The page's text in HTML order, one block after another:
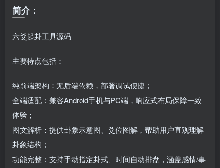
简介：
六爻起卦工具源码
主要特点包括：
纯前端架构：无后端依赖，部署调试便捷；
全端适配：兼容Android手机与PC端，响应式布局保障一致
体验；
图文解析：提供卦象示意图、爻位图解，帮助用户直观理解
卦象结构；
功能完整：支持手动指定卦式、时间自动排盘，涵盖感情/事